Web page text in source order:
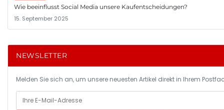
Wie beeinflusst Social Media unsere Kaufentscheidungen?
15. September 2025
NEWSLETTER
Melden Sie sich an, um unsere neuesten Artikel direkt in Ihrem